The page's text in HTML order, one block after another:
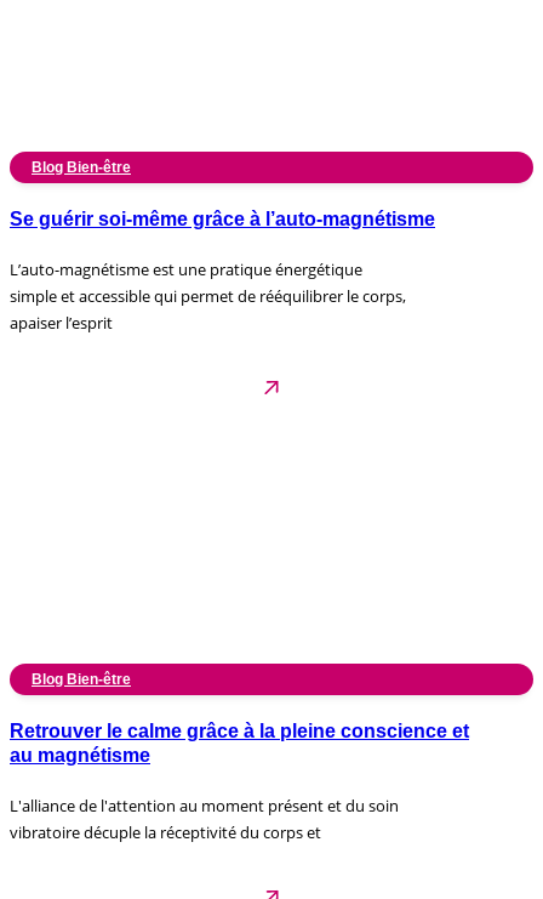
Blog Bien-être
Se guérir soi-même grâce à l’auto-magnétisme
L’auto-magnétisme est une pratique énergétique
simple et accessible qui permet de rééquilibrer le corps,
apaiser l’esprit
Blog Bien-être
Retrouver le calme grâce à la pleine conscience et
au magnétisme
L'alliance de l'attention au moment présent et du soin
vibratoire décuple la réceptivité du corps et